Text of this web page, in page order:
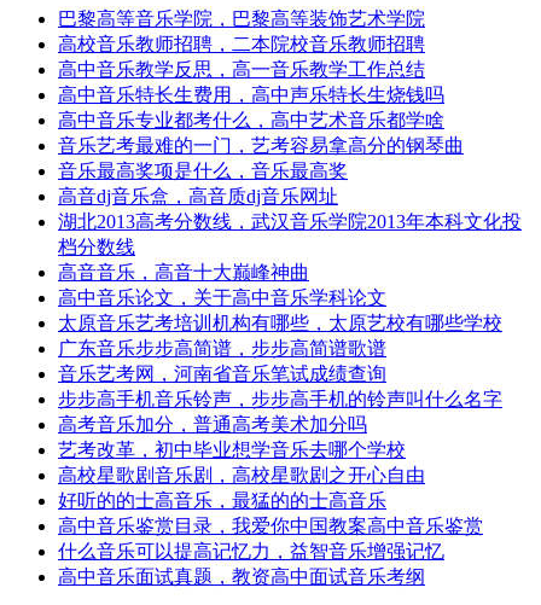
巴黎高等音乐学院，巴黎高等装饰艺术学院
高校音乐教师招聘，二本院校音乐教师招聘
高中音乐教学反思，高一音乐教学工作总结
高中音乐特长生费用，高中声乐特长生烧钱吗
高中音乐专业都考什么，高中艺术音乐都学啥
音乐艺考最难的一门，艺考容易拿高分的钢琴曲
音乐最高奖项是什么，音乐最高奖
高音dj音乐盒，高音质dj音乐网址
湖北2013高考分数线，武汉音乐学院2013年本科文化投
档分数线
高音音乐，高音十大巅峰神曲
高中音乐论文，关于高中音乐学科论文
太原音乐艺考培训机构有哪些，太原艺校有哪些学校
广东音乐步步高简谱，步步高简谱歌谱
音乐艺考网，河南省音乐笔试成绩查询
步步高手机音乐铃声，步步高手机的铃声叫什么名字
高考音乐加分，普通高考美术加分吗
艺考改革，初中毕业想学音乐去哪个学校
高校星歌剧音乐剧，高校星歌剧之开心自由
好听的的士高音乐，最猛的的士高音乐
高中音乐鉴赏目录，我爱你中国教案高中音乐鉴赏
什么音乐可以提高记忆力，益智音乐增强记忆
高中音乐面试真题，教资高中面试音乐考纲